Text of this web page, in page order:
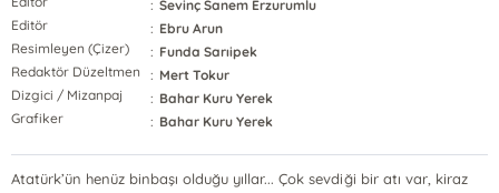
: Sevinç Sanem Erzurumlu
Editör
: Ebru Arun
Resimleyen (Çizer)
: Funda Sarıipek
Redaktör Düzeltmen
: Mert Tokur
Dizgici / Mizanpaj
: Bahar Kuru Yerek
Grafiker
: Bahar Kuru Yerek
Atatürk’ün henüz binbaşı olduğu yıllar... Çok sevdiği bir atı var, kiraz